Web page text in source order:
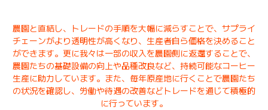
農園と直結し、トレードの手順を大幅に減らすことで、サプライ
チェーンがより透明性が高くなり、生産者自ら価格を決めること
ができます。更に我々は一部の収入を農園側に返還することで、
農園たちの基礎設備の向上や品種改良など、持続可能なコーヒー
生産に助力しています。また、毎年原産地に行くことで農園たち
の状況を確認し、労働や待遇の改善などトレードを通じて積極的
に行っています。